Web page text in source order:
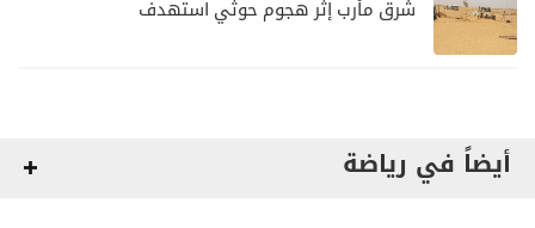
شرق مأرب إثر هجوم حوثي استهدف
أيضاً في رياضة